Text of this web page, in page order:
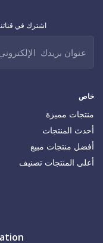
خاص
منتجات مميزة
أحدث المنتجات
أفضل منتجات مبيع
أعلى المنتجات تصنيف
اشترك في